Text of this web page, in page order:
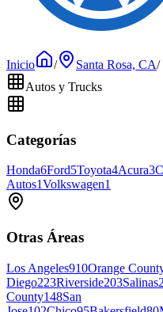
Inicio
/ Santa Rosa, CA/
Autos y Trucks
Categorías
Honda6Ford5Toyota4Acura3
Autos1Volkswagen1
Otras Áreas
Los Angeles910Orange
Diego223Riverside203Salinas
County148San